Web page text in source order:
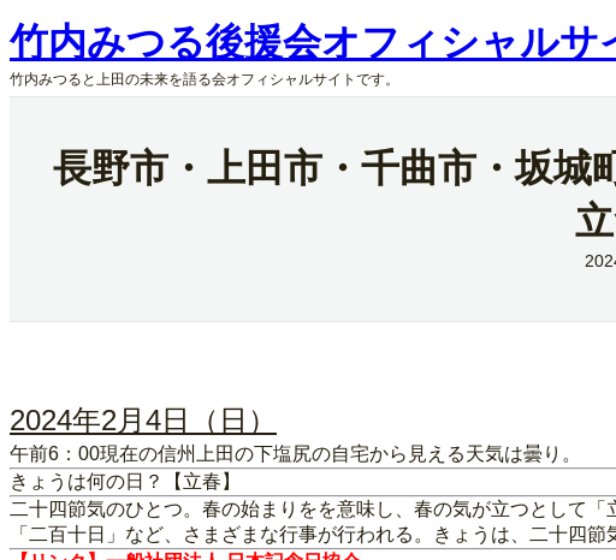
内
容
を
ス
竹内みつる後援会オフィシャルサ
竹内みつると上田の未来を語る会オフィシャルサイトです。
長野市・上田市・千曲市・坂城
2024年2月4日（日）
午前6：00現在の信州上田の下塩尻の自宅から見える天気は曇り。
きょうは何の日？【立春】
二十四節気のひとつ。春の始まりをを意味し、春の気が立つとして
「二百十日」など、さまざまな行事が行われる。きょうは、二十四節